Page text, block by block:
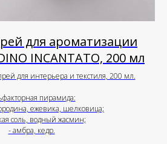
для ароматизации
INCANTATO, 200 мл
для интерьера и текстиля, 200 мл.
пирамида:
ежевика, шелковица;
соль, водный жасмин;
- амбра, кедр.